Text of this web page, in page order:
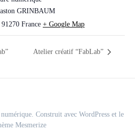
GRINBAUM
91270 France + Google Map
Atelier créatif “FabLab”
Construit avec WordPress et le
Mesmerize